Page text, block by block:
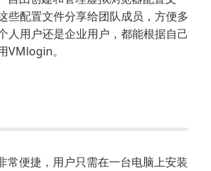
些配置文件分享给团队成员，方便多
人用户还是企业用户，都能根据自己
VMlogin。
常便捷，用户只需在一台电脑上安装